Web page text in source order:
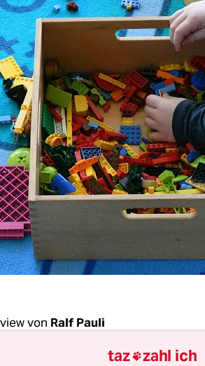
von Ralf Pauli
taz zahl ich